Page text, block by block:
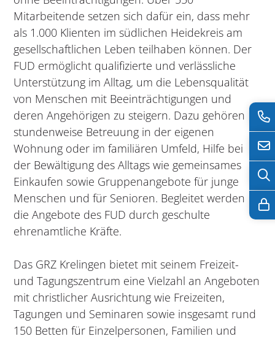
Mitarbeitende setzen sich dafür ein, dass mehr
als 1.000 Klienten im südlichen Heidekreis am
gesellschaftlichen Leben teilhaben können. Der
FUD ermöglicht qualifizierte und verlässliche
Unterstützung im Alltag, um die Lebensqualität
von Menschen mit Beeinträchtigungen und
deren Angehörigen zu steigern. Dazu gehören
stundenweise Betreuung in der eigenen
Wohnung oder im familiären Umfeld, Hilfe bei
der Bewältigung des Alltags wie gemeinsames
Einkaufen sowie Gruppenangebote für junge
Menschen und für Senioren. Begleitet werden
die Angebote des FUD durch geschulte
ehrenamtliche Kräfte.
Das GRZ Krelingen bietet mit seinem Freizeit-
und Tagungszentrum eine Vielzahl an Angeboten
mit christlicher Ausrichtung wie Freizeiten,
Tagungen und Seminaren sowie insgesamt rund
150 Betten für Einzelpersonen, Familien und